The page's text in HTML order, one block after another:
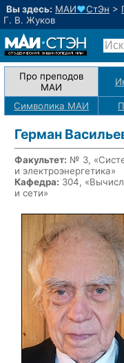
Вы здесь: МАИ♥СтЭн >
Г. В. Жуков
Про преподов
МАИ
Символика МАИ
Герман
Факультет: № 3,
и электроэнергетика»
Кафедра: 304,
и сети»